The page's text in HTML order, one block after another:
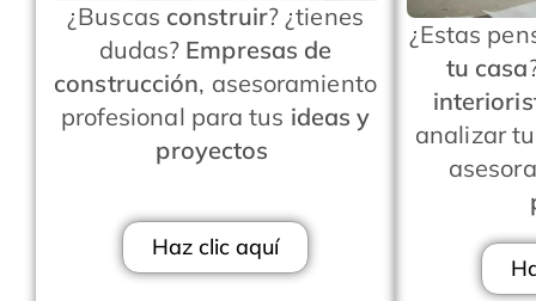
¿Buscas construir? ¿tienes
dudas? Empresas de
construcción, asesoramiento
profesional para tus ideas y
proyectos
Haz clic aquí
¿Estas
tu casa
analizar